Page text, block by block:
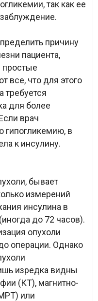
так как ее
причину
пациента,
простые
все, что для этого
требуется
для более
врач
гипогликемию, в
к инсулину.
бывает
измерений
инсулина в
до 72 часов).
опухоли
операции. Однако
изредка видны
(КТ), магнитно-
или